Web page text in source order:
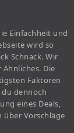
Einfachheit und
wird so
Schnack. Wir
Die
Faktoren
dennoch
eines Deals,
über Vorschläge